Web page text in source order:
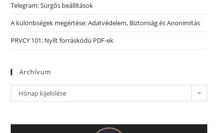
Telegram: Sürgős beállítások
A különbségek megértése: Adatvédelem, Biztonság és Anonimitás
PRVCY 101: Nyílt forráskódú PDF-ek
Archívum
Hónap kijelölése